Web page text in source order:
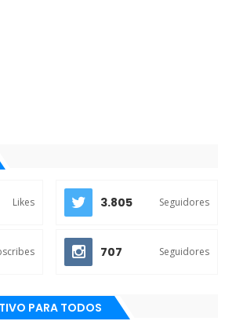
Likes 3.805 Seguidores
707 Seguidores
PARA TODOS